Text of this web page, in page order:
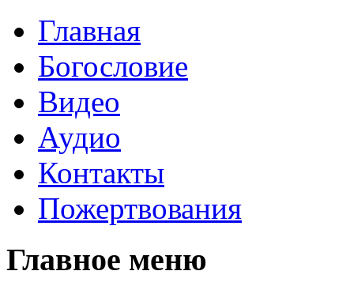
Главная
Богословие
Видео
Аудио
Контакты
Пожертвования
Главное меню